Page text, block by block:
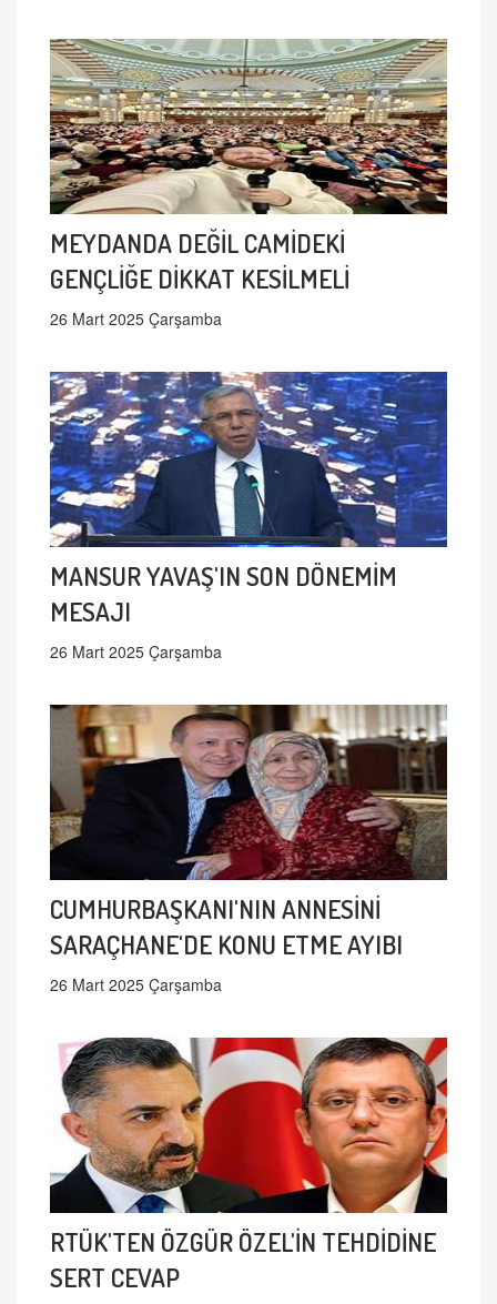
MEYDANDA DEĞİL CAMİDEKİ
GENÇLİĞE DİKKAT KESİLMELİ
26 Mart 2025 Çarşamba
MANSUR YAVAŞ'IN SON DÖNEMİM
MESAJI
26 Mart 2025 Çarşamba
CUMHURBAŞKANI'NIN ANNESİNİ
SARAÇHANE'DE KONU ETME AYIBI
26 Mart 2025 Çarşamba
RTÜK'TEN ÖZGÜR ÖZEL'İN TEHDİDİNE
SERT CEVAP